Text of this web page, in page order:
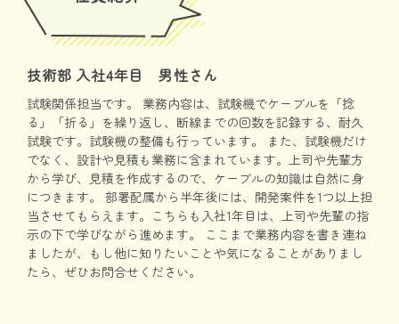
技術部 入社4年目 男性さん
試験関係担当です。 業務内容は、試験機でケーブルを「捻
る」「折る」を繰り返し、断線までの回数を記録する、耐久
試験です。試験機の整備も行っています。 また、試験機だけ
でなく、設計や見積も業務に含まれています。上司や先輩方
から学び、見積を作成するので、ケーブルの知識は自然に身
につきます。 部署配属から半年後には、開発案件を1つ以上担
当させてもらえます。こちらも入社1年目は、上司や先輩の指
示の下で学びながら進めます。 ここまで業務内容を書き連ね
ましたが、もし他に知りたいことや気になることがありまし
たら、ぜひお問合せください。